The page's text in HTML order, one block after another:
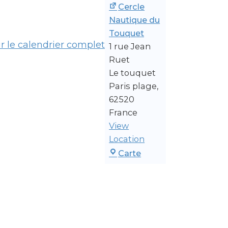
Cercle
Nautique du
Touquet
1 rue Jean
Ruet
Le touquet
Paris plage,
62520
France
View
Location
Carte
le calendrier complet